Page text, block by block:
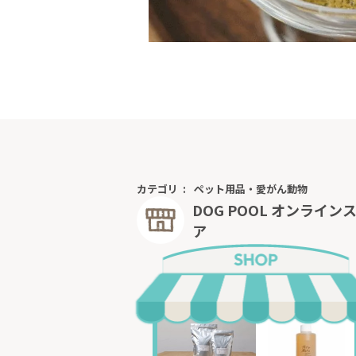
カテゴリ ペット用品・愛がん動物
DOG POOL オンライン
ア